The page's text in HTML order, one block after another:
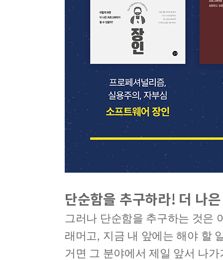
단순함을 추구하라! 더 나
그러나 단순함을 추구하는 것은
래머고, 지금 내 앞에는 해야 할
거면 그 분야에서 제일 앞서 나